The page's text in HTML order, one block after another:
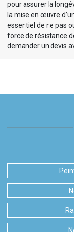
pour assurer la
la mise en œuvre
essentiel de ne pas
force de résistance
demander un devis